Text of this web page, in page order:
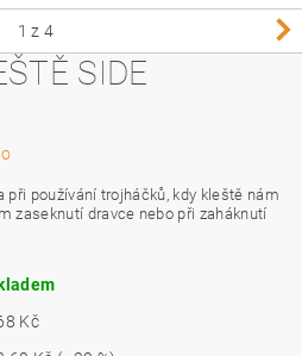
1 z 4
SIDE
používání trojháčků, kdy kleště nám
zaseknutí dravce nebo při zaháknutí
Kč